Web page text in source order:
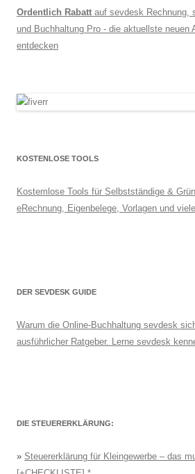
Ordentlich Rabatt auf sevdesk Rechnung,
und Buchhaltung Pro - die aktuellste neuen
entdecken
KOSTENLOSE TOOLS
Kostemlose Tools für Selbstständige &
eRechnung, Eigenbelege, Vorlagen und
DER SEVDESK GUIDE
Warum die Online-Buchhaltung sevdesk
ausführlicher Ratgeber. Lerne sevdesk
DIE STEUERERKLÄRUNG:
» Steuererklärung für Kleingewerbe – das